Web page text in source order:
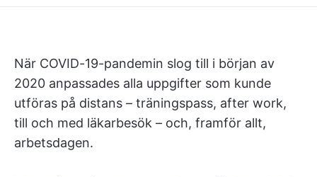
När COVID-19-pandemin slog till i början av
2020 anpassades alla uppgifter som kunde
utföras på distans – träningspass, after work,
till och med läkarbesök – och, framför allt,
arbetsdagen.